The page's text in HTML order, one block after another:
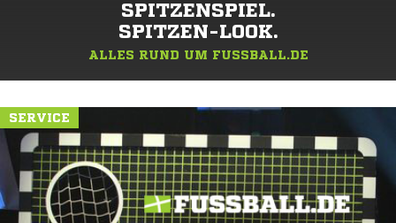
SPITZENSPIEL.
SPITZEN-LOOK.
ALLES RUND UM FUSSBALL.DE
SERVICE